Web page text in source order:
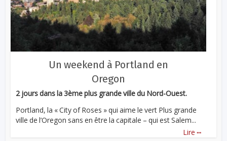
Un weekend à Portland en
Oregon
2 jours dans la 3ème plus grande ville du Nord-Ouest.
Portland, la « City of Roses » qui aime le vert Plus grande
ville de l’Oregon sans en être la capitale – qui est Salem...
Lire ...